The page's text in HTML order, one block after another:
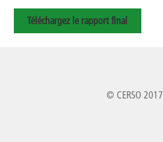
Téléchargez le rapport final
© CERSO 2017